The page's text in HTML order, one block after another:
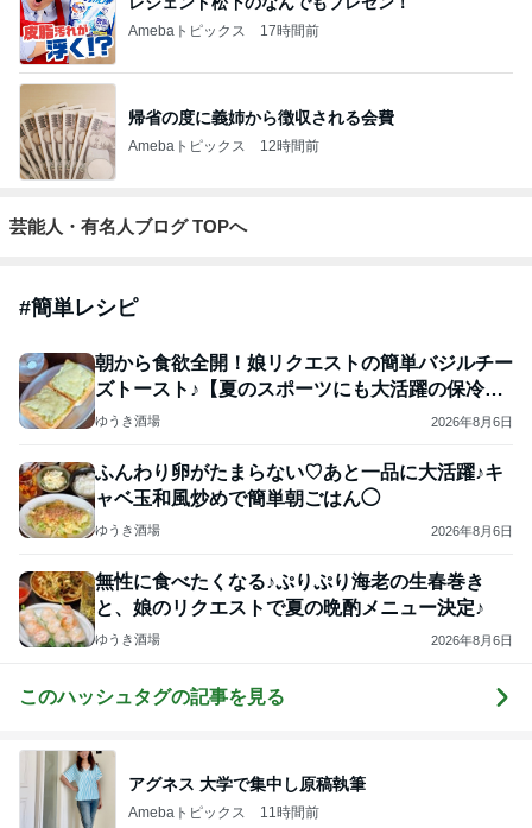
Amebaトピックス 17時間前
帰省の度に義姉から徴収される会費
Amebaトピックス 12時間前
芸能人・有名人ブログ TOPへ
#簡単レシピ
朝から食欲全開！娘リクエストの簡単バジルチー
ズトースト♪【夏のスポーツにも大活躍の保冷ボ
トル】
ゆうき酒場 2026年8月6日
ふんわり卵がたまらない♡あと一品に大活躍♪キ
ャベ玉和風炒めで簡単朝ごはん◯
ゆうき酒場 2026年8月6日
無性に食べたくなる♪ぷりぷり海老の生春巻き
と、娘のリクエストで夏の晩酌メニュー決定♪
ゆうき酒場 2026年8月6日
このハッシュタグの記事を見る
アグネス 大学で集中し原稿執筆
Amebaトピックス 11時間前